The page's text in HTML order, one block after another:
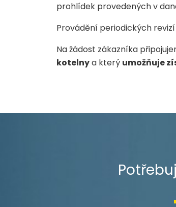
prohlídek provedených v
Provádění periodických
Na žádost zákazníka
kotelnya který umožňuje